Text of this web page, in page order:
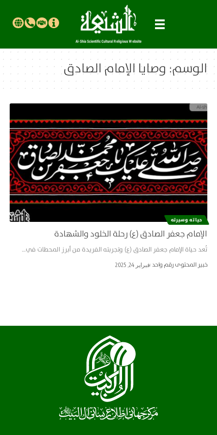
الوسم: وصايا الإمام الصادق
حياته وسيرته
الإمام جعفر الصادق (ع) رحلة الخلود والشهادة
تُعد حياة الإمام جعفر الصادق (ع) وتجربته الفريدة من أبرز المحطات في…
خبير المحتوى رقم واحد فبراير 24, 2025